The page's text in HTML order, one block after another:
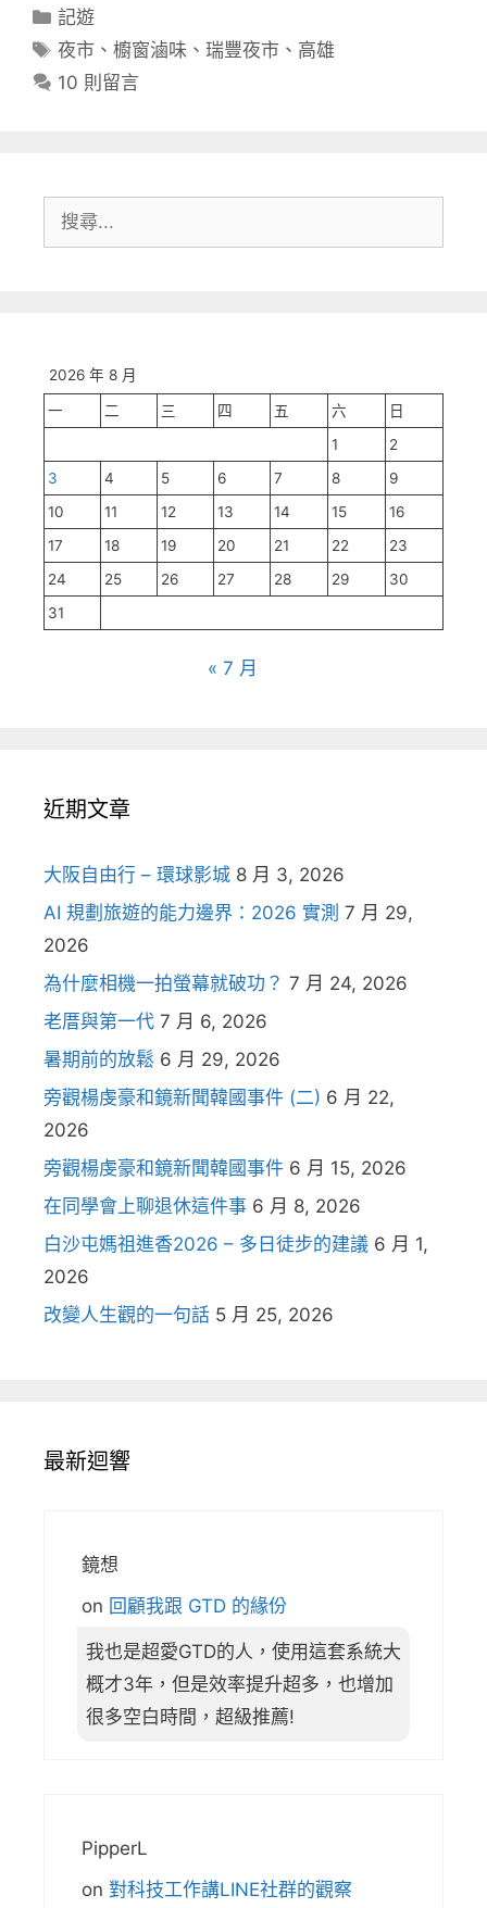
分
類
記遊
標
籤
夜市 、櫥窗滷味 、瑞豐夜市 、 高雄
10 則留言
尋:
2026 年 8 月
一 二 三 四 五 六
日
1
2
3
4 5 6 7 8
9
10
11 12 13 14 15
16
17
18 19 20 21 22
23
24
25 26 27 28 29
30
31
« 7 月
近期文章
大阪自由行 – 環球影城 8 月 3, 2026
AI 規劃旅遊的能力邊界：2026 實測 7 月 29,
2026
為什麼相機一拍螢幕就破功？ 7 月 24, 2026
老厝與第一代 7 月 6, 2026
暑期前的放鬆 6 月 29, 2026
旁觀楊虔豪和鏡新聞韓國事件 (二) 6 月 22,
2026
旁觀楊虔豪和鏡新聞韓國事件 6 月 15, 2026
在同學會上聊退休這件事 6 月 8, 2026
白沙屯媽祖進香2026 – 多日徒步的建議 6 月 1,
2026
改變人生觀的一句話 5 月 25, 2026
最新迴響
鏡想
on 回顧我跟 GTD 的緣份
我也是超愛GTD的人，使用這套系統大
概才3年，但是效率提升超多，也增加
很多空白時間，超級推薦!
PipperL
on 對科技工作講LINE社群的觀察